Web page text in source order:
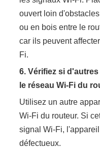
ouvert loin
ou en bois entre le
car ils peuvent
Fi.
6.Vérifiez si
le réseau Wi-Fi du
Utilisez un autre
Wi-Fi du routeur. Si
signal Wi-Fi,
défectueux.